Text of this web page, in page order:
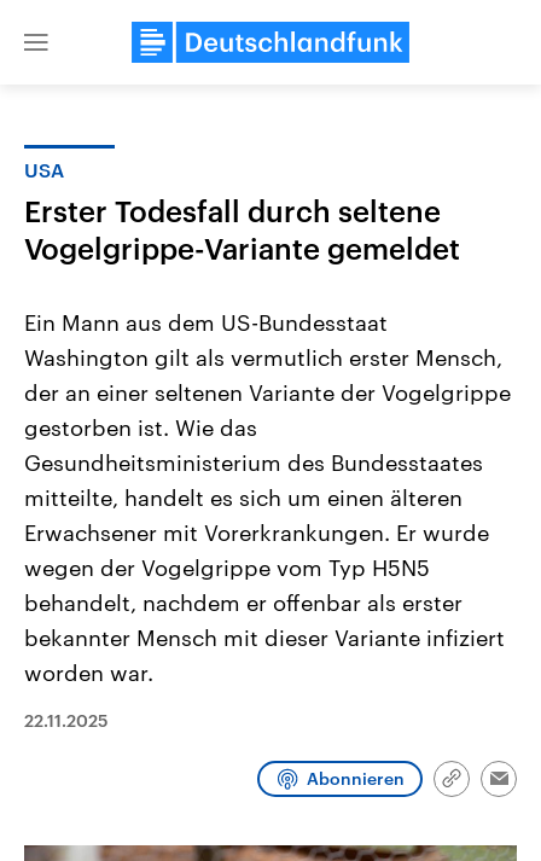
Close
Landtagswahl Sachsen-Anhalt
2026
Alle Informationen
September 2026 einen neuen
Bundesland von einer Koalition aus
CDU, SPD und FDP regiert.-
Umfragen, Prognosen,
Wahlprogramme, aktuelle Berichte
und Hintergründe zu den Parteien
und Kandidaten der anstehenden
Wahl.
Hintergründe
gehören die Vereinigten
mit großem Einfluss auf
aktuelle Weltgeschehen.
Sendungen Programm Podcasts
Audio-Archiv
USA
Erster Todesfall durch seltene
Vogelgrippe-Variante gemeldet
Ein Mann aus dem US-Bundesstaat
Washington gilt als vermutlich erster Mensch,
der an einer seltenen Variante der Vogelgrippe
gestorben ist. Wie das
Gesundheitsministerium des Bundesstaates
mitteilte, handelt es sich um einen älteren
Erwachsener mit Vorerkrankungen. Er wurde
wegen der Vogelgrippe vom Typ H5N5
behandelt, nachdem er offenbar als erster
bekannter Mensch mit dieser Variante infiziert
worden war.
22.11.2025
Abonnieren
Link